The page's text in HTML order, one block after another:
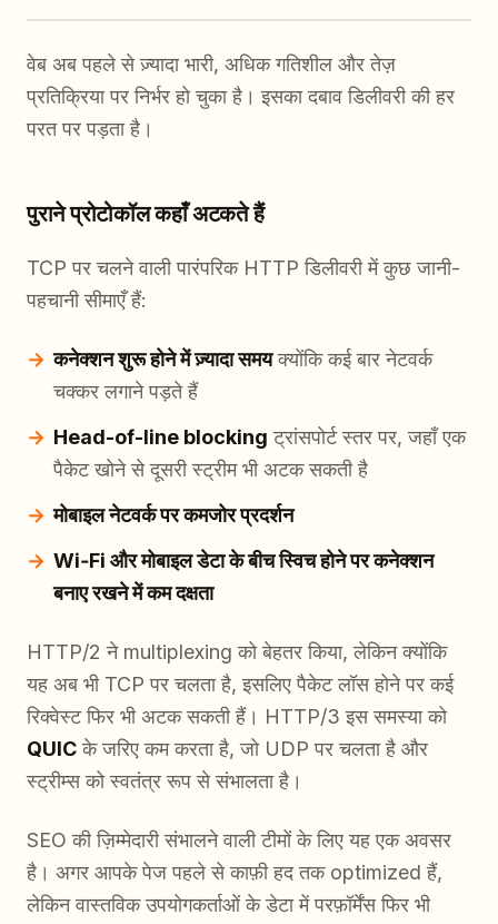
वेब अब पहले से ज़्यादा भारी, अधिक गतिशील और तेज़
प्रतिक्रिया पर निर्भर हो चुका है। इसका दबाव डिलीवरी की हर
परत पर पड़ता है।
पुराने प्रोटोकॉल कहाँ अटकते हैं
TCP पर चलने वाली पारंपरिक HTTP डिलीवरी में कुछ जानी-
पहचानी सीमाएँ हैं:
कनेक्शन शुरू होने में ज़्यादा समयक्योंकि कई बार नेटवर्क
चक्कर लगाने पड़ते हैं
Head-of-line blocking ट्रांसपोर्ट स्तर पर, जहाँ एक
पैकेट खोने से दूसरी स्ट्रीम भी अटक सकती है
मोबाइल नेटवर्क पर कमजोर प्रदर्शन
Wi‑Fi और मोबाइल डेटा के बीच स्विच होने पर कनेक्शन
बनाए रखने में कम दक्षता
HTTP/2 ने multiplexing को बेहतर किया, लेकिन क्योंकि
यह अब भी TCP पर चलता है, इसलिए पैकेट लॉस होने पर कई
रिक्वेस्ट फिर भी अटक सकती हैं। HTTP/3 इस समस्या को
QUICके जरिए कम करता है, जो UDP पर चलता है और
स्ट्रीम्स को स्वतंत्र रूप से संभालता है।
SEO की ज़िम्मेदारी संभालने वाली टीमों के लिए यह एक अवसर
है। अगर आपके पेज पहले से काफ़ी हद तक optimized हैं,
लेकिन वास्तविक उपयोगकर्ताओं के डेटा में परफ़ॉर्मेंस फिर भी